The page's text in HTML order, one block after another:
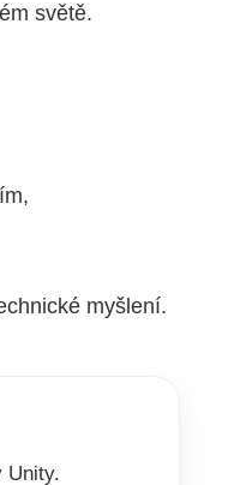
světě.
myšlení.
Unity.